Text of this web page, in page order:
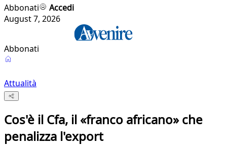
Abbonati
Accedi
August 7, 2026
Abbonati
Attualità
Cos'è il Cfa, il «franco africano» che
penalizza l'export